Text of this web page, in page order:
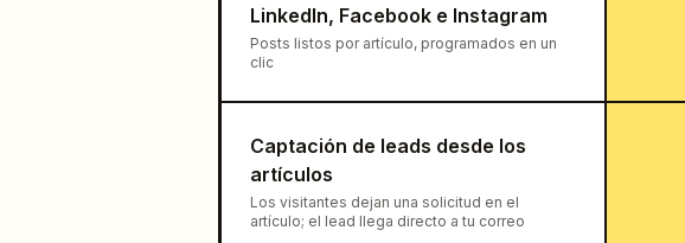
LinkedIn, Facebook e Instagram
Posts listos por artículo, programados en un
clic
Captación de leads desde los
artículos
Los visitantes dejan una solicitud en el
artículo; el lead llega directo a tu correo